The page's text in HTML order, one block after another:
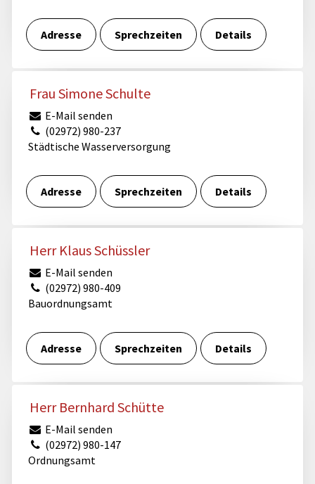
Adresse Sprechzeiten Details
Frau Simone Schulte
E-Mail senden
(02972) 980-237
Städtische Wasserversorgung
Adresse Sprechzeiten Details
Herr Klaus Schüssler
E-Mail senden
(02972) 980-409
Bauordnungsamt
Adresse Sprechzeiten Details
Herr Bernhard Schütte
E-Mail senden
(02972) 980-147
Ordnungsamt